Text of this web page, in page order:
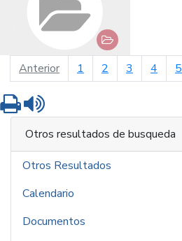
Anteriorpágina anterior
1 2 3 4 5
Imprimir
Otros resultados de busqueda
Otros Resultados
Calendario
Documentos